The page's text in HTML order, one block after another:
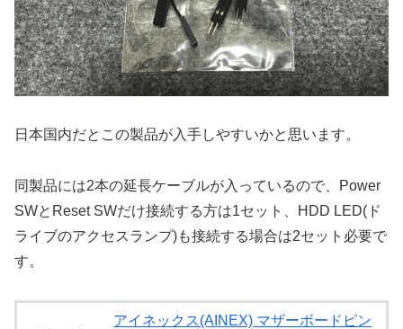
日本国内だとこの製品が入手しやすいかと思います。
同製品には2本の延長ケーブルが入っているので、Power
SWとReset SWだけ接続する方は1セット、HDD LED(ド
ライブのアクセスランプ)も接続する場合は2セット必要で
す。
アイネックス(AINEX) マザーボードピン